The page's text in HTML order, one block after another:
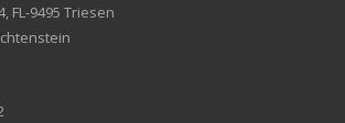
FL-9495 Triesen